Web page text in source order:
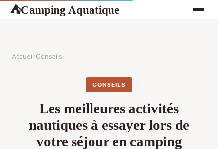
⛺Camping Aquatique
Accueil›Conseils
CONSEILS
Les meilleures activités
nautiques à essayer lors de
votre séjour en camping